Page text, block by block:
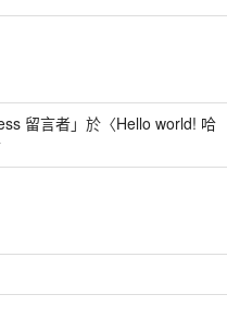
留言者」於〈Hello world! 哈